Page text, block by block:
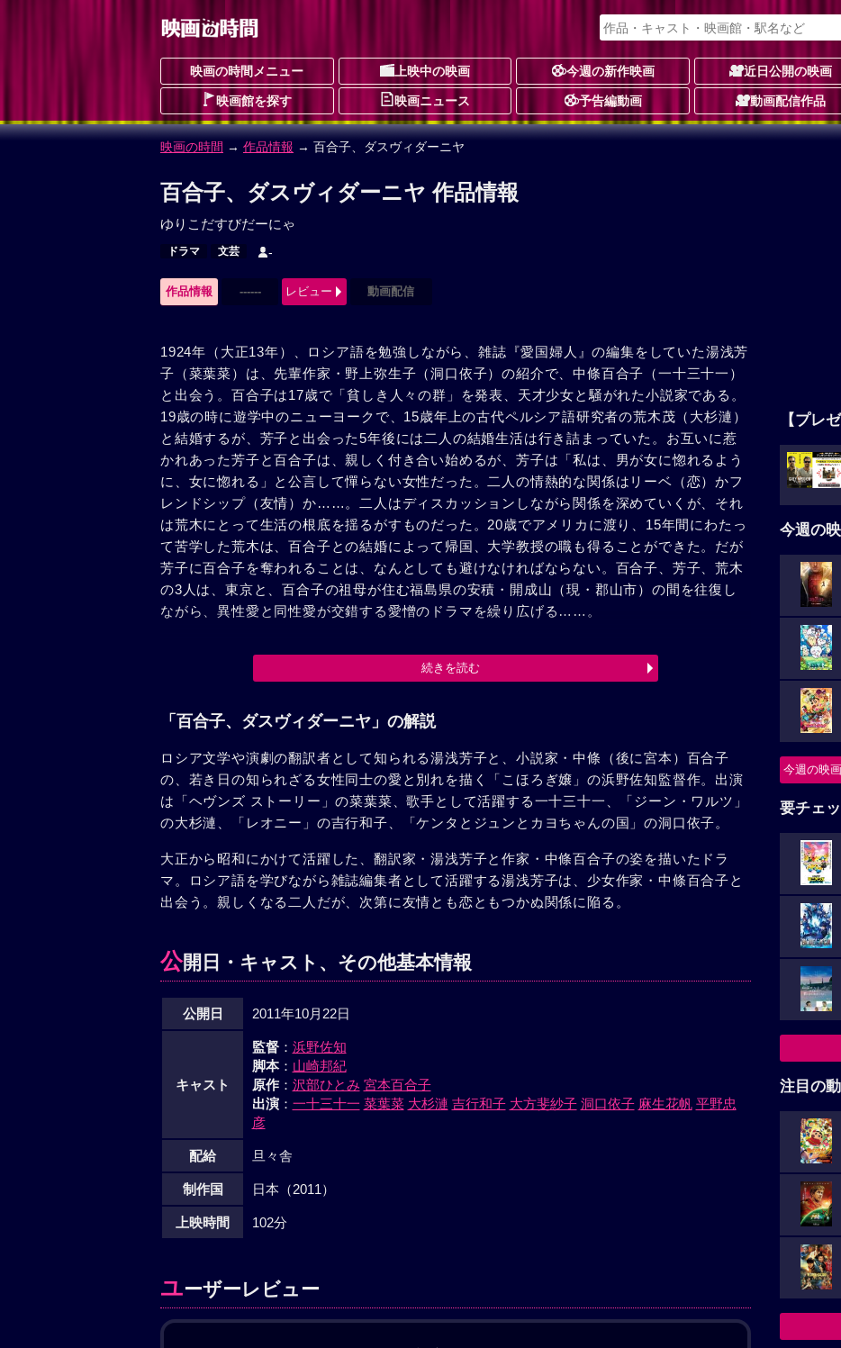
映画の時間メニュー 上映中の映画 今週の新作映画 近日公開の映画
映画館を探す 映画ニュース 予告編動画 動画配信作品
映画の時間 → 作品情報 → 百合子、ダスヴィダーニヤ
百合子、ダスヴィダーニヤ 作品情報
ゆりこだすびだーにゃ
ドラマ 文芸 -
作品情報 ------ レビュー 動画配信
1924年（大正13年）、ロシア語を勉強しながら、雑誌『愛国婦人』の編集をしていた湯浅芳
子（菜葉菜）は、先輩作家・野上弥生子（洞口依子）の紹介で、中條百合子（一十三十一）
と出会う。百合子は17歳で「貧しき人々の群」を発表、天才少女と騒がれた小説家である。
19歳の時に遊学中のニューヨークで、15歳年上の古代ペルシア語研究者の荒木茂（大杉漣）
と結婚するが、芳子と出会った5年後には二人の結婚生活は行き詰まっていた。お互いに惹
かれあった芳子と百合子は、親しく付き合い始めるが、芳子は「私は、男が女に惚れるよう
に、女に惚れる」と公言して憚らない女性だった。二人の情熱的な関係はリーベ（恋）かフ
レンドシップ（友情）か……。二人はディスカッションしながら関係を深めていくが、それ
は荒木にとって生活の根底を揺るがすものだった。20歳でアメリカに渡り、15年間にわたっ
て苦学した荒木は、百合子との結婚によって帰国、大学教授の職も得ることができた。だが
芳子に百合子を奪われることは、なんとしても避けなければならない。百合子、芳子、荒木
の3人は、東京と、百合子の祖母が住む福島県の安積・開成山（現・郡山市）の間を往復し
ながら、異性愛と同性愛が交錯する愛憎のドラマを繰り広げる……。
続きを読む
「百合子、ダスヴィダーニヤ」の解説
ロシア文学や演劇の翻訳者として知られる湯浅芳子と、小説家・中條（後に宮本）百合子
の、若き日の知られざる女性同士の愛と別れを描く「こほろぎ嬢」の浜野佐知監督作。出演
は「ヘヴンズ ストーリー」の菜葉菜、歌手として活躍する一十三十一、「ジーン・ワルツ」
の大杉漣、「レオニー」の吉行和子、「ケンタとジュンとカヨちゃんの国」の洞口依子。
大正から昭和にかけて活躍した、翻訳家・湯浅芳子と作家・中條百合子の姿を描いたドラ
マ。ロシア語を学びながら雑誌編集者として活躍する湯浅芳子は、少女作家・中條百合子と
出会う。親しくなる二人だが、次第に友情とも恋ともつかぬ関係に陥る。
公開日・キャスト、その他基本情報
公開日 2011年10月22日
キャスト
監督： 浜野佐知
脚本： 山崎邦紀
原作： 沢部ひとみ 宮本百合子
出演： 一十三十一 菜葉菜 大杉漣 吉行和子 大方斐紗子 洞口依子 麻生花帆 平野忠
彦
配給 旦々舎
制作国 日本（2011）
上映時間 102分
ユーザーレビュー
【プレ
今週の
今週の映
要チェ
注目の